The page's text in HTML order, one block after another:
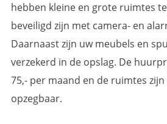
hebben kleine en grote ruimtes
beveiligd zijn met camera- en
Daarnaast zijn uw meubels en
verzekerd in de opslag. De
75,- per maand en de ruimtes
opzegbaar.